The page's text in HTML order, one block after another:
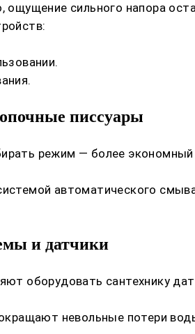
сильного напора
писсуары
режим — более экономный
автоматического
и датчики
оборудовать сантехнику
невольные потери